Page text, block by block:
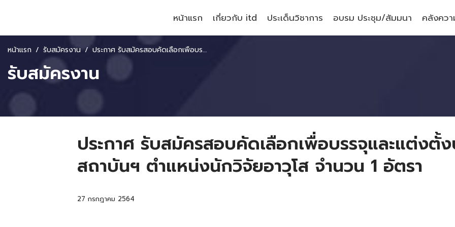
หน้าแรก เกี่ยวกับ itd ประเด็นวิชาการ อบรม ประชุม/สัมมนา คลังคว
หน้าแรก รับสมัครงาน ประกาศ รับสมัครสอบคัดเลือกเพื่อบรรจุและแต่งตั้งบุคคลเป็นเจ้าหน้าที่สถาบันฯ ตำแหน่งนักวิจัยอาวุโส จำนวน 1 อัตรา
รับสมัครงาน
ประกาศ รับสมัครสอบคัดเลือกเพื่อบรรจุและแต่งตั้
สถาบันฯ ตำแหน่งนักวิจัยอาวุโส จำนวน 1 อัตรา
27 กรกฎาคม 2564